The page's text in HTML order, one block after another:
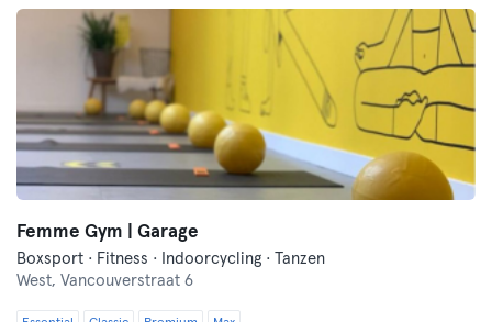
Femme Gym | Garage
Boxsport · Fitness · Indoorcycling · Tanzen
West, Vancouverstraat 6